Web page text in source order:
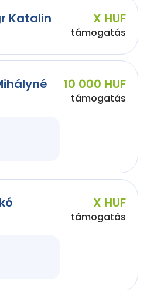
Katalin X HUF
támogatás
10 000 HUF
támogatás
X HUF
támogatás